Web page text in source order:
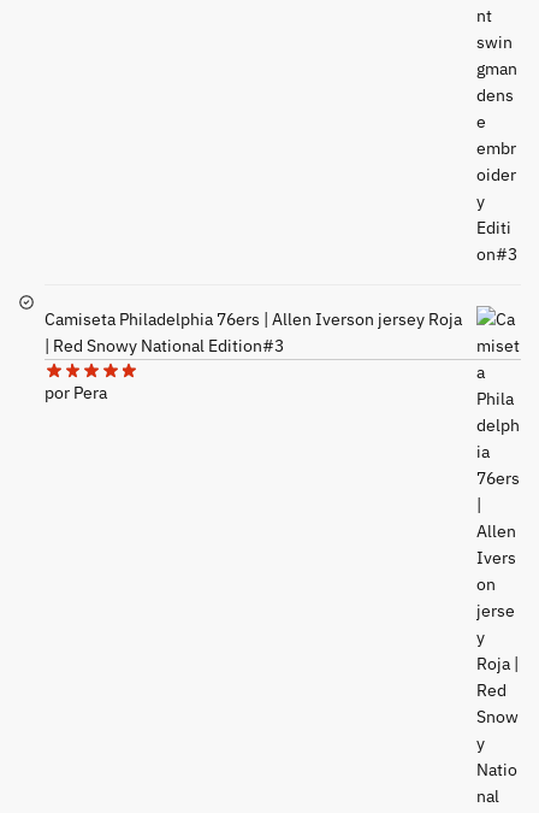
Camiseta Philadelphia 76ers | Allen Iverson jersey Roja
| Red Snowy National Edition#3
por Pera